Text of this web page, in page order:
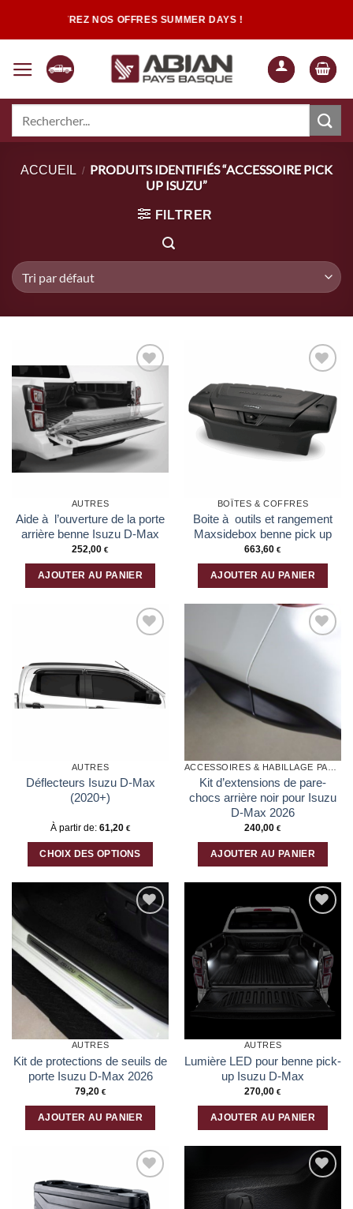
DÉCOUVREZ NOS OFFRES SUMMER DAYS !
Quand les résultats de l'auto-complétion sont disponibles, utilisez les
ACCUEIL / PRODUITS IDENTIFIÉS “ACCESSOIRE PICK
UP ISUZU”
FILTRER
Ajouter
à la liste
d’envies
AUTRES
Aide à l’ouverture de la porte
arrière benne Isuzu D-Max
252,00 €
AJOUTER AU PANIER
à la liste
d’envies
BOÎTES & COFFRES
Boite à outils et rangement
Maxsidebox benne pick up
663,60 €
AJOUTER AU PANIER
d’envies
AUTRES
Déflecteurs Isuzu D-Max
(2020+)
À partir de: 61,20 €
CHOIX DES OPTIONS
plusieurs
variations.
Les
options
peuvent
être
choisies
la
du
produit
Kit d’extensions de pare-
chocs arrière noir pour Isuzu
D-Max 2026
240,00 €
AJOUTER AU PANIER
à la liste
d’envies
AUTRES
Kit de protections de seuils de
porte Isuzu D-Max 2026
79,20 €
AJOUTER AU PANIER
à la liste
d’envies
AUTRES
Lumière LED pour benne pick-
up Isuzu D-Max
270,00 €
AJOUTER AU PANIER
Ajouter
à la liste